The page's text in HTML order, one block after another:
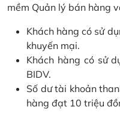
mềm Quản lý bán hàng
Khách hàng có sử
khuyến mại.
Khách hàng có sử
BIDV.
Số dư tài khoản
hàng đạt 10 triệu